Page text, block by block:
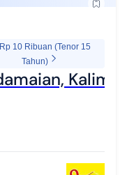
10 Ribuan (Tenor 15
Tahun)